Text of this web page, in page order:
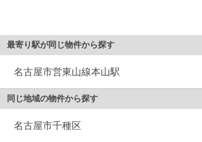
最寄り駅が同じ物件から探す
名古屋市営東山線本山駅
同じ地域の物件から探す
名古屋市千種区